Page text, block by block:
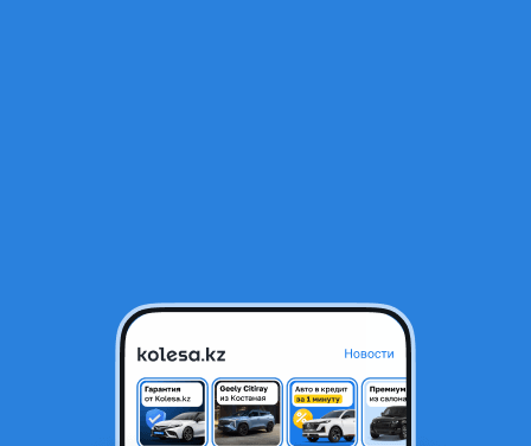
АКПП (коробка, автомат)